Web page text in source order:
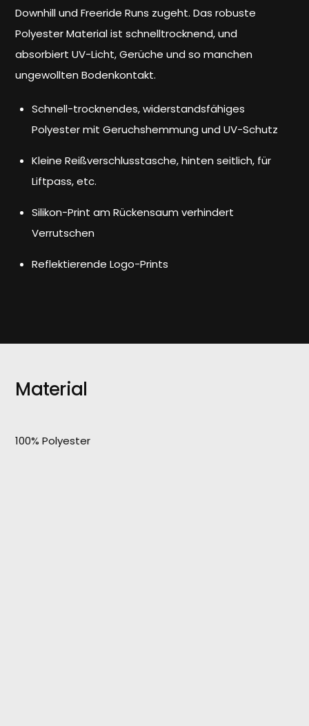
Downhill und Freeride Runs zugeht. Das robuste
Polyester Material ist schnelltrocknend, und
absorbiert UV-Licht, Gerüche und so manchen
ungewollten Bodenkontakt.
Schnell-trocknendes, widerstandsfähiges
Polyester mit Geruchshemmung und UV-Schutz
Kleine Reißverschlusstasche, hinten seitlich, für
Liftpass, etc.
Silikon-Print am Rückensaum verhindert
Verrutschen
Reflektierende Logo-Prints
Material
100% Polyester